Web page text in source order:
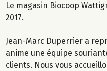
Le magasin Biocoop
2017.
Jean-Marc Duperrier a
anime une équipe
clients. Nous vous